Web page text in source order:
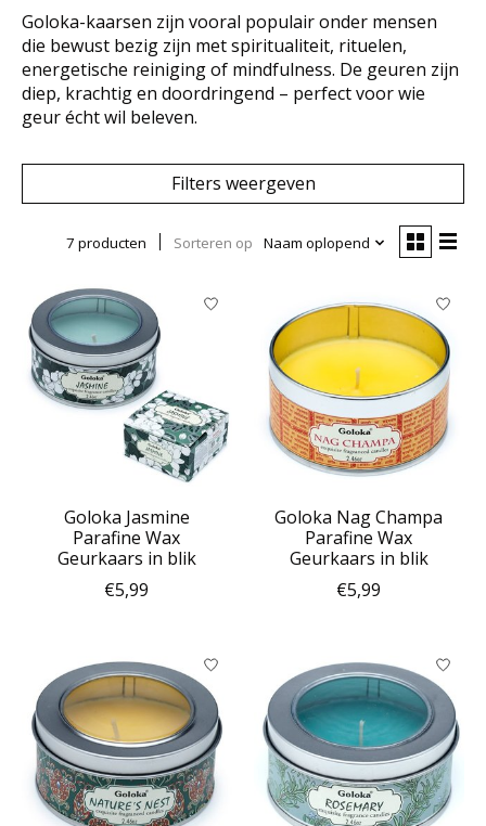
Goloka-kaarsen zijn vooral populair onder mensen
die bewust bezig zijn met spiritualiteit, rituelen,
energetische reiniging of mindfulness. De geuren zijn
diep, krachtig en doordringend – perfect voor wie
geur écht wil beleven.
Filters weergeven
7 producten Sorteren op Naam oplopend
Goloka Jasmine
Parafine Wax
Geurkaars in blik
€5,99
Goloka Nag Champa
Parafine Wax
Geurkaars in blik
€5,99